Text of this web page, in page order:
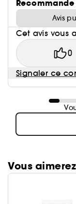
Recommande
Avis
Cet avis vous
0
Signaler ce
Vous